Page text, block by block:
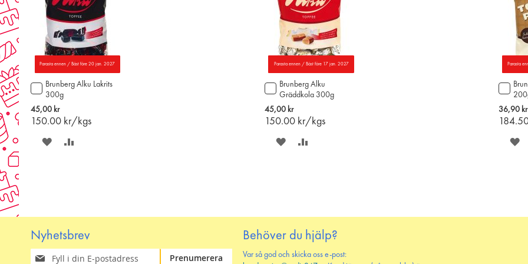
Parasta ennen / Bäst före 20 jan. 2027
Brunberg Alku Lakrits
300g
45,00 kr
150.00 kr/kgs
Lägg
till
i
varukorgen
SPARA
Parasta ennen / Bäst före 17 jan. 2027
Brunberg Alku
Gräddkola 300g
45,00 kr
150.00 kr/kgs
Lägg
till
i
varukorgen
SPARA
Parasta
36,90 kr
Lägg
till
i
Nyhetsbrev
Prenumerera
Prenumerera
Behöver du hjälp?
Var så god och skicka oss e-post: